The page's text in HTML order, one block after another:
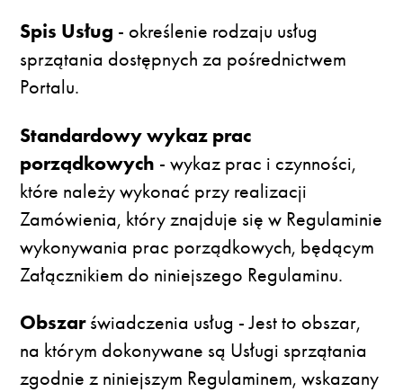
Spis Usług - określenie rodzaju usług
sprzątania dostępnych za pośrednictwem
Portalu.
Standardowy wykaz prac
porządkowych - wykaz prac i czynności,
które należy wykonać przy realizacji
Zamówienia, który znajduje się w Regulaminie
wykonywania prac porządkowych, będącym
Załącznikiem do niniejszego Regulaminu.
Obszarświadczenia usług - Jest to obszar,
na którym dokonywane są Usługi sprzątania
zgodnie z niniejszym Regulaminem, wskazany